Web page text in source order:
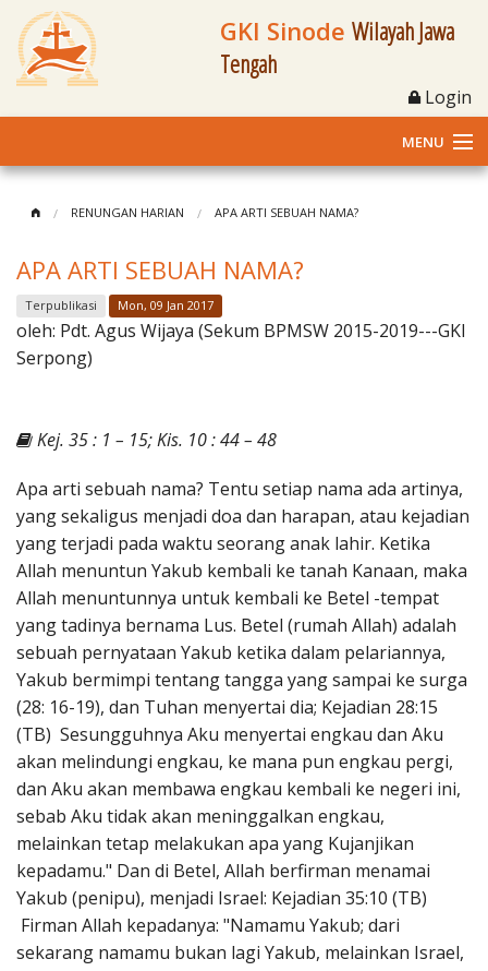
GKI Sinode Wilayah Jawa
Tengah
Login
MENU
Klasis dan Jemaat
Berita Kegiatan
Materi
Penerbitan
RENUNGAN HARIAN APA ARTI SEBUAH NAMA?
APA ARTI SEBUAH NAMA?
Terpublikasi Mon, 09 Jan 2017
oleh: Pdt. Agus Wijaya (Sekum BPMSW 2015-2019---GKI
Serpong)
Kej. 35 : 1 – 15; Kis. 10 : 44 – 48
Apa arti sebuah nama? Tentu setiap nama ada artinya,
yang sekaligus menjadi doa dan harapan, atau kejadian
yang terjadi pada waktu seorang anak lahir. Ketika
Allah menuntun Yakub kembali ke tanah Kanaan, maka
Allah menuntunnya untuk kembali ke Betel -tempat
yang tadinya bernama Lus. Betel (rumah Allah) adalah
sebuah pernyataan Yakub ketika dalam pelariannya,
Yakub bermimpi tentang tangga yang sampai ke surga
(28: 16-19), dan Tuhan menyertai dia; Kejadian 28:15
(TB) Sesungguhnya Aku menyertai engkau dan Aku
akan melindungi engkau, ke mana pun engkau pergi,
dan Aku akan membawa engkau kembali ke negeri ini,
sebab Aku tidak akan meninggalkan engkau,
melainkan tetap melakukan apa yang Kujanjikan
kepadamu." Dan di Betel, Allah berfirman menamai
Yakub (penipu), menjadi Israel: Kejadian 35:10 (TB)
Firman Allah kepadanya: "Namamu Yakub; dari
sekarang namamu bukan lagi Yakub, melainkan Israel,